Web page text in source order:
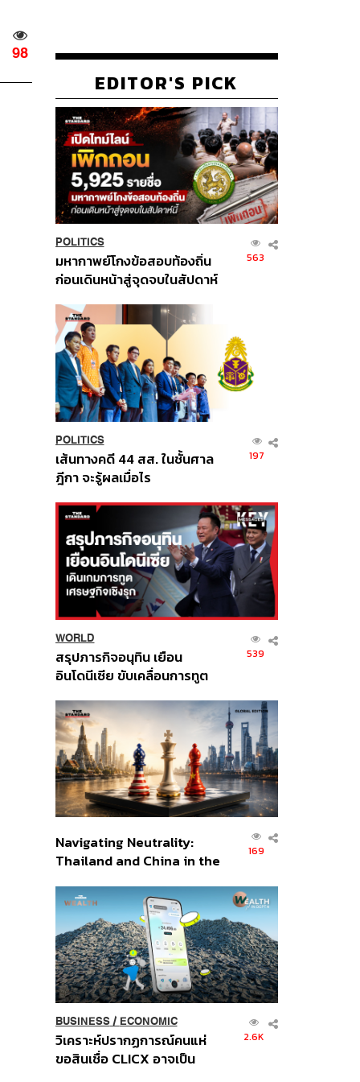
98
EDITOR'S PICK
POLITICS
มหากาพย์โกงข้อสอบท้องถิ่น
ก่อนเดินหน้าสู่จุดจบในสัปดาห์
563
POLITICS
เส้นทางคดี 44 สส. ในชั้นศาล
ฎีกา จะรู้ผลเมื่อไร
197
WORLD
สรุปภารกิจอนุทิน เยือน
อินโดนีเซีย ขับเคลื่อนการทูต
ส่วนยุทธศาสตร์ไทย –
อินโดนีเซีย
539
Navigating Neutrality:
Thailand and China in the
Order
169
BUSINESS/ ECONOMIC
วิเคราะห์ปรากฏการณ์คนแห่
ขอสินเชื่อ CLICX อาจเป็น
2.6K